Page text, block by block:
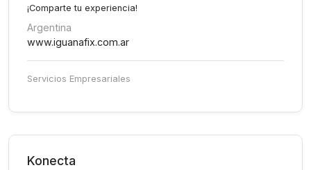
¡Comparte tu experiencia!
Argentina
www.iguanafix.com.ar
Servicios Empresariales
Konecta